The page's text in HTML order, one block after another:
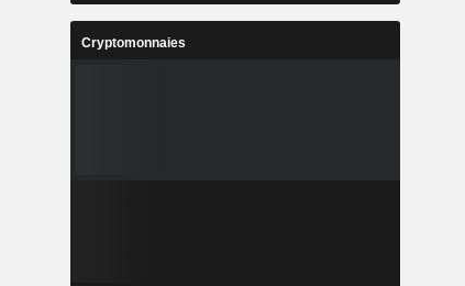
Cryptomonnaies